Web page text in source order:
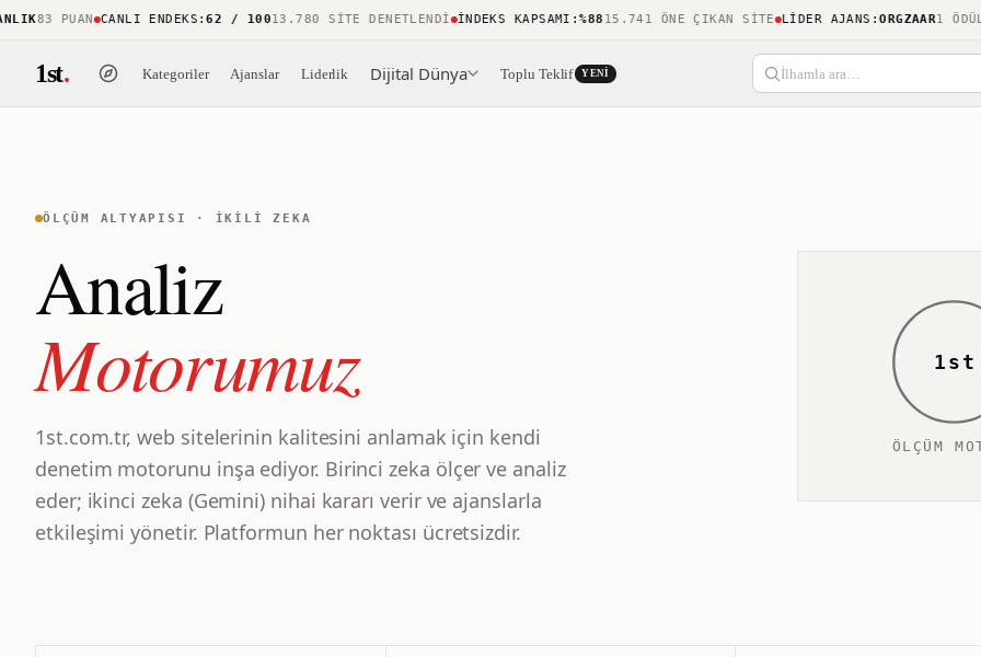
83 PUAN CANLI ENDEKS:62 / 100 13.780 SITE DENETLENDI İNDEKS KAPSAMI:%88 15.741 ÖNE ÇIKAN SITE LIDER AJANS:ORGZAAR1 ÖDÜL
1st. Kategoriler Ajanslar Liderlik Dijital Dünya Toplu Teklif YENI İlhamla ara…
ÖLÇÜM ALTYAPISI · İKILI ZEKA
Analiz
Motorumuz
1st.com.tr, web sitelerinin kalitesini anlamak için kendi
denetim motorunu inşa ediyor. Birinci zeka ölçer ve analiz
eder; ikinci zeka (Gemini) nihai kararı verir ve ajanslarla
etkileşimi yönetir. Platformun her noktası ücretsizdir.
1st
ÖLÇÜM